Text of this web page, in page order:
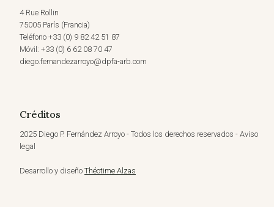
4 Rue Rollin
75005 París (Francia)
Teléfono +33 (0) 9 82 42 51 87
Móvil: +33 (0) 6 62 08 70 47
diego.fernandezarroyo@dpfa-arb.com
Créditos
2025 Diego P. Fernández Arroyo - Todos los derechos reservados - Aviso
legal
Desarrollo y diseño Théotime Alzas